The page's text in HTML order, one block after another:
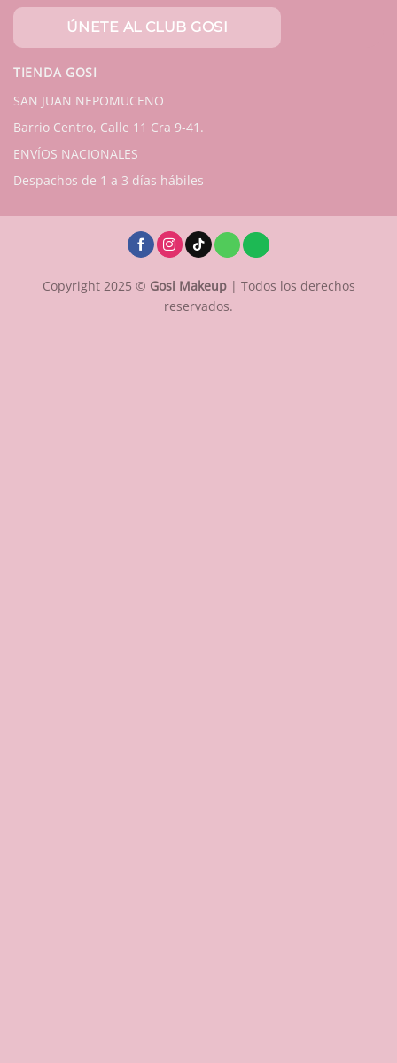
TIENDA GOSI
SAN JUAN NEPOMUCENO
Barrio Centro, Calle 11 Cra 9-41.
ENVÍOS NACIONALES
Despachos de 1 a 3 días hábiles
Copyright 2025 © Gosi Makeup | Todos los derechos
reservados.